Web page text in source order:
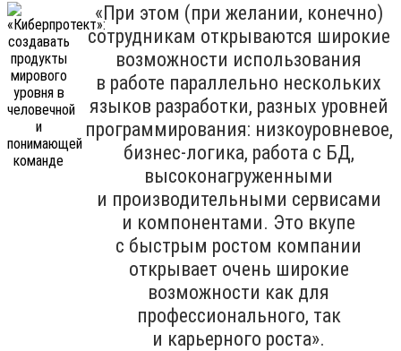
«При этом (при желании, конечно)
сотрудникам открываются широкие
возможности использования
в работе параллельно нескольких
языков разработки, разных уровней
программирования: низкоуровневое,
бизнес-логика, работа с БД,
высоконагруженными
и производительными сервисами
и компонентами. Это вкупе
с быстрым ростом компании
открывает очень широкие
возможности как для
профессионального, так
и карьерного роста».